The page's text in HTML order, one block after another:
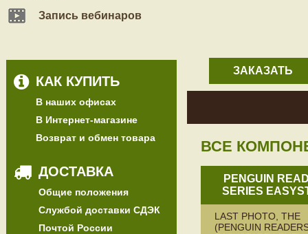
Запись вебинаров
КАК КУПИТЬ
В наших офисах
В Интернет-магазине
Возврат и обмен товара
ДОСТАВКА
Общие положения
Службой доставки СДЭК
Почтой России
ЗАКАЗАТЬ
ВСЕ
PENGUIN
SERIES
LAST PHOTO, THE
(PENGUIN